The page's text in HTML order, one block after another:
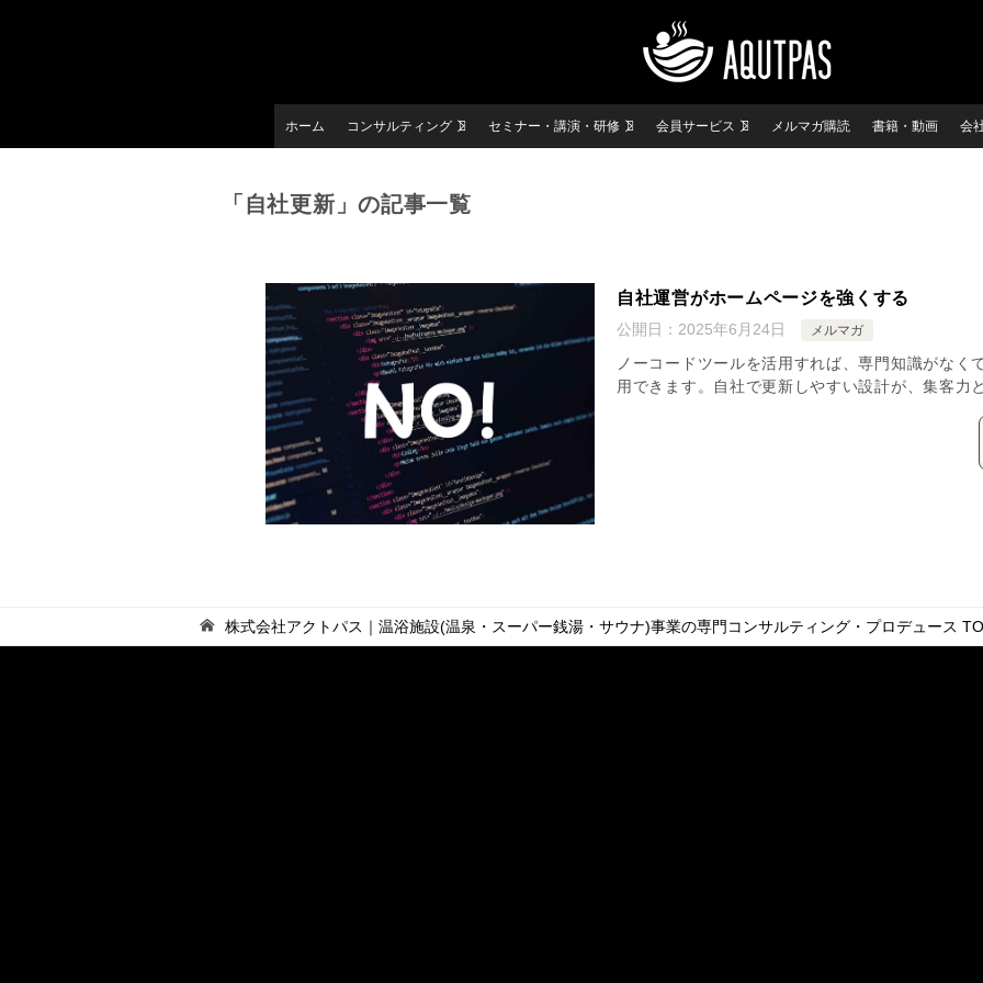
ホーム コンサルティング セミナー・講演・研修 会員サービス メルマガ購読 書籍・動画 会
「自社更新」の記事一覧
自社運営がホームページを強くする
公開日： 2025年6月24日 メルマガ
ノーコードツールを活用すれば、専門知識がなく
用できます。自社で更新しやすい設計が、集客力
株式会社アクトパス｜温浴施設(温泉・スーパー銭湯・サウナ)事業の専門コンサルティング・プロデュース